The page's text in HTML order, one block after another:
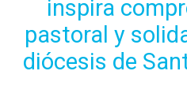
inspira
pastoral y
diócesis de